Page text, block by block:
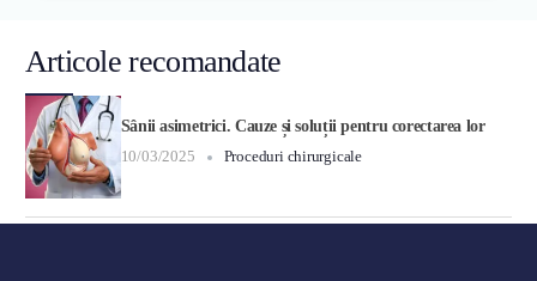
Articole recomandate
Sânii asimetrici. Cauze și soluții pentru corectarea lor
10/03/2025
Proceduri chirurgicale